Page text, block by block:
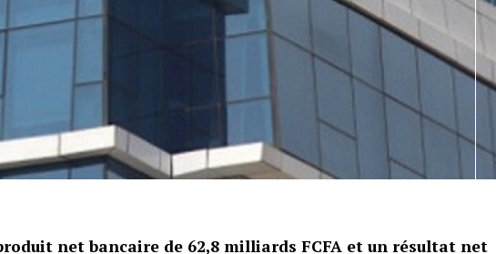
net bancaire de 62,8 milliards FCFA et un résultat net